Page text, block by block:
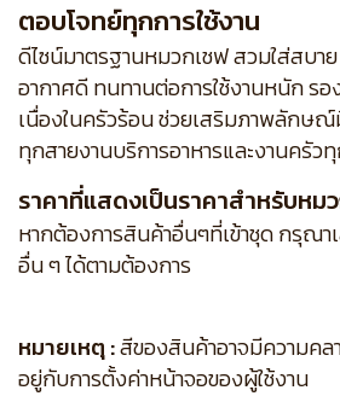
ตอบโจทย์ทุกการใช้งาน
ดีไซน์มาตรฐานหมวกเชฟ สวมใส่สบา
อากาศดี ทนทานต่อการใช้งานหนัก ร
เนื่องในครัวร้อน ช่วยเสริมภาพลักษณ์
ทุกสายงานบริการอาหารและงานครัว
ราคาที่แสดงเป็นราคาสำหรับหม
หากต้องการสินค้าอื่นๆที่เข้าชุด กรุณ
อื่น ๆ ได้ตามต้องการ
หมายเหตุ :สีของสินค้าอาจมีความค
อยู่กับการตั้งค่าหน้าจอของผู้ใช้งาน